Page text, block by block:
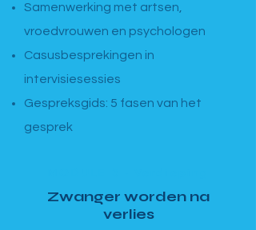
Samenwerking met artsen,
vroedvrouwen en psychologen
Casusbesprekingen in
intervisiesessies
Gespreksgids: 5 fasen van het
gesprek
Zwanger worden na
verlies